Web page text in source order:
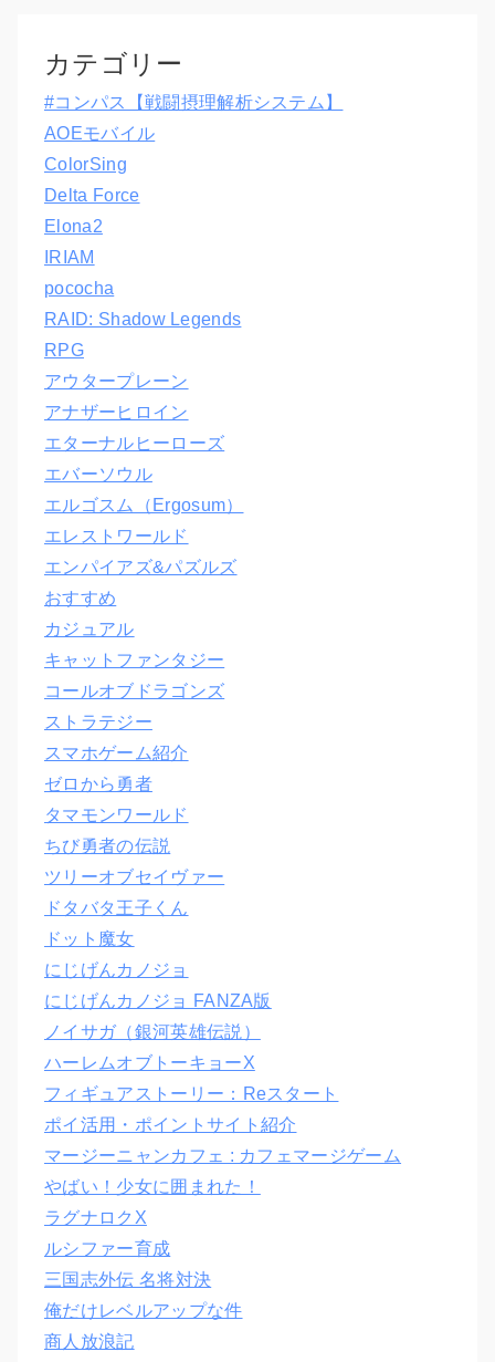
カテゴリー
#コンパス【戦闘摂理解析システム】
AOEモバイル
ColorSing
Delta Force
Elona2
IRIAM
pococha
RAID: Shadow Legends
RPG
アウタープレーン
アナザーヒロイン
エターナルヒーローズ
エバーソウル
エルゴスム（Ergosum）
エレストワールド
エンパイアズ&パズルズ
おすすめ
カジュアル
キャットファンタジー
コールオブドラゴンズ
ストラテジー
スマホゲーム紹介
ゼロから勇者
タマモンワールド
ちび勇者の伝説
ツリーオブセイヴァー
ドタバタ王子くん
ドット魔女
にじげんカノジョ
にじげんカノジョ FANZA版
ノイサガ（銀河英雄伝説）
ハーレムオブトーキョーX
フィギュアストーリー：Reスタート
ポイ活用・ポイントサイト紹介
マージーニャンカフェ : カフェマージゲーム
やばい！少女に囲まれた！
ラグナロクX
ルシファー育成
三国志外伝 名将対決
俺だけレベルアップな件
商人放浪記